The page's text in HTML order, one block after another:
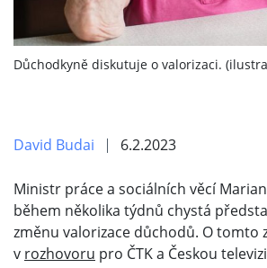
Důchodkyně diskutuje o valorizaci.
David Budai 6.2.2023
Ministr práce a sociálních věcí
během několika týdnů chystá
změnu valorizace důchodů. O tomto
v rozhovoru pro ČTK a Českou